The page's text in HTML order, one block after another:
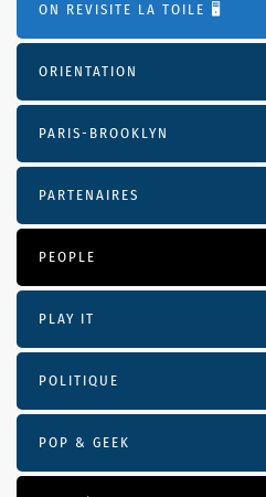
ON REVISITE LA TOILE 🖥️
ORIENTATION
PARIS-BROOKLYN
PARTENAIRES
PEOPLE
PLAY IT
POLITIQUE
POP & GEEK